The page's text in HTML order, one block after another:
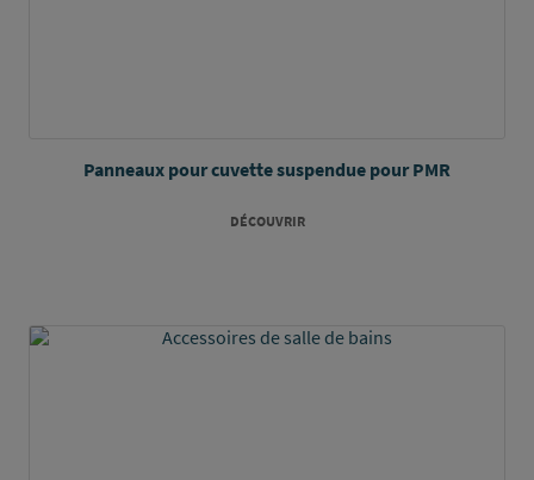
Panneaux pour cuvette suspendue pour PMR
DÉCOUVRIR